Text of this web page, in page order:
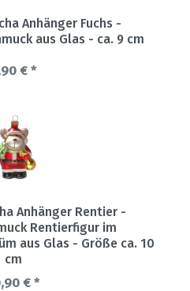
Anhänger Fuchs -
aus Glas - ca. 9 cm
€ *
Anhänger Rentier -
Rentierfigur im
aus Glas - Größe ca. 10
cm
€ *